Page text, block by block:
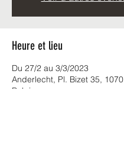
Heure et lieu
Du 27/2 au 3/3/2023
Anderlecht, Pl. Bizet 35,
Belgique